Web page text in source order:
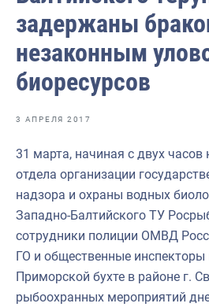
Выставки и конференции
Научно-практическая
Рыбоохрана России
Инфографика
Большая африканская
Укрепление духовно-
События в России и мире
задержаны
незаконным
биоресурсов
3 АПРЕЛЯ 2017
31 марта, начиная с двух часов
отдела организации
надзора и охраны водных
Западно-Балтийского ТУ
сотрудники полиции ОМВД
ГО и общественные инспекторы
Приморской бухте в районе г.
рыбоохранных мероприятий